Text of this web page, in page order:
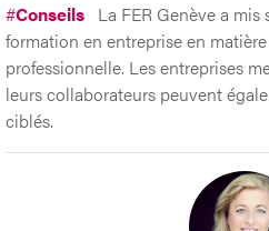
#Conseils La FER Genève a
formation en entreprise en
professionnelle. Les entreprises
leurs collaborateurs peuvent
ciblés.